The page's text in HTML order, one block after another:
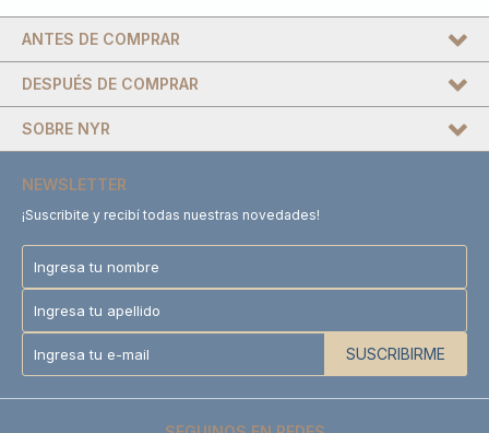
DESPUÉS DE COMPRAR
SOBRE NYR
ANTES DE COMPRAR
NEWSLETTER
¡Suscribite y recibí todas nuestras novedades!
SUSCRIBIRME